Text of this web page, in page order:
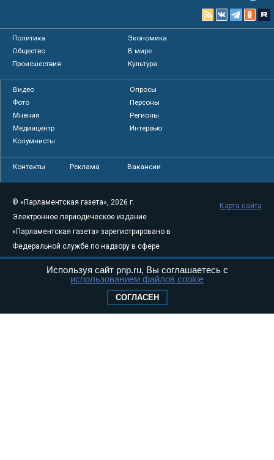
Политика
Экономика
Общество
В мире
Происшествия
Культура
Видео
Опросы
Фото
Персоны
Мнения
Регионы
Медиацентр
Интервью
Колумнисты
Контакты Реклама Вакансии
© «Парламентская газета», 2026 г.
Электронное периодическое издание
«Парламентская газета» зарегистрировано в
Федеральной службе по надзору в сфере
связи, информационных технологий и
массовых коммуникаций (Роскомнадзор) 05
Свидетельство о регистрации Эл № ФС77-
Карта сайта
Используя сайт pnp.ru, Вы соглашаетесь с
использованием файлов cookie
СОГЛАСЕН